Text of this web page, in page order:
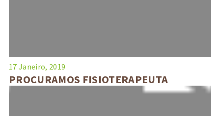
17 Janeiro, 2019
PROCURAMOS FISIOTERAPEUTA